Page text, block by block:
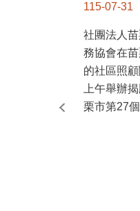
115-07-31
社團法人